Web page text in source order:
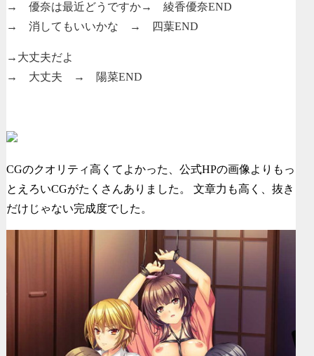
→ 優奈は最近どうですか→ 綾香優奈END
→ 消してもいいかな → 四葉END
→大丈夫だよ
→ 大丈夫 → 陽菜END
CGのクオリティ高くてよかった、公式HPの画像よりもっ
とえろいCGがたくさんありました。 文章力も高く、抜き
だけじゃない完成度でした。